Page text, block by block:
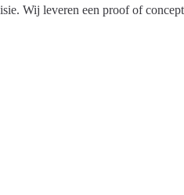
Wij leveren een proof of